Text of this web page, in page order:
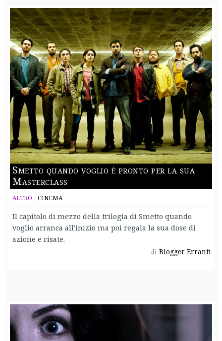
Smetto quando voglio è pronto per la sua
Masterclass
ALTRO CINEMA
Il capitolo di mezzo della trilogia di Smetto quando
voglio arranca all'inizio ma poi regala la sua dose di
azione e risate.
di Blogger Erranti